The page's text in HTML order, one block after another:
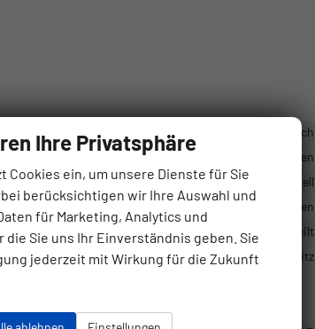
elektrisch
vorhanden
Klimaanlage manuell
höhenverstellbar, mit Multifunktionen
Isofix (Kindersitzbefestigung), Rücksitzbank hinten geteilt
Höhenverstellbarer Fahrersitz
Ihre Privatsphäre
Cookies ein, um unsere Dienste für Sie
berücksichtigen wir Ihre Auswahl und
für Marketing, Analytics und
Sie uns Ihr Einverständnis geben. Sie
jederzeit mit Wirkung für die Zukunft